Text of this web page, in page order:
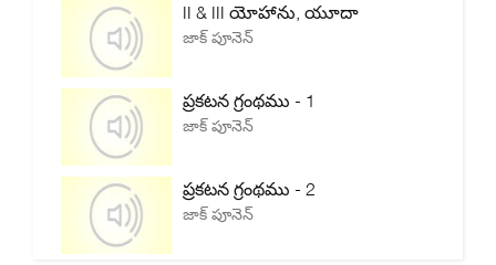
II & III యోహాను, యూదా
జాక్ పూనెన్
ప్రకటన గ్రంథము - 1
జాక్ పూనెన్
ప్రకటన గ్రంథము - 2
జాక్ పూనెన్